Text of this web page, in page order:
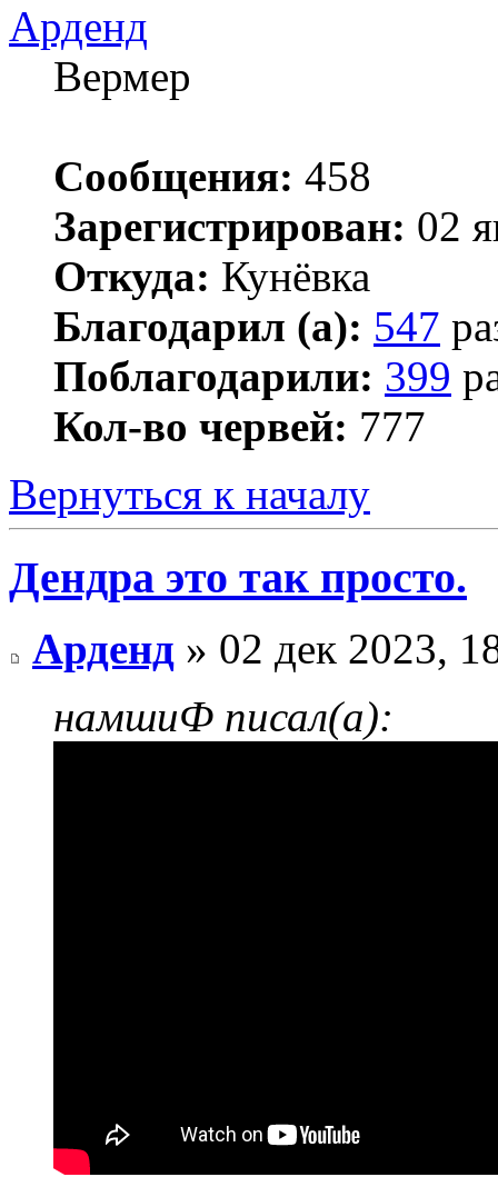
Арденд
Вермер
Сообщения: 458
Зарегистрирован: 02
Откуда: Кунёвка
Благодарил (а): 547
Поблагодарили: 399
Кол-во червей: 777
Вернуться к началу
Дендра это так просто.
Арденд » 02 дек 2023,
намшиФ писал(а):